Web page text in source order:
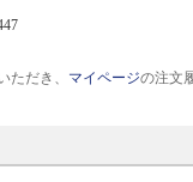
ただき、 マイページの注文